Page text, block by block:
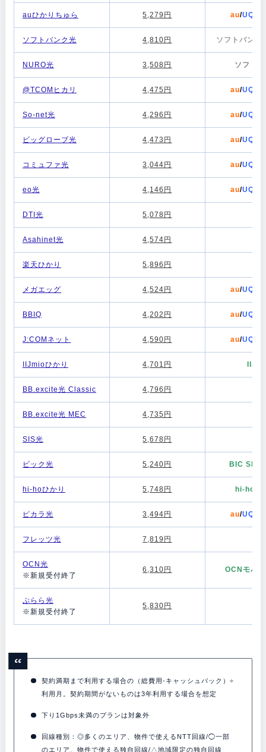
auひかりちゅら 5,279円 au/UQモ
ソフトバンク光 4,810円 ソフトバンク
NURO光 3,508円 ソフト
@TCOMヒカリ 4,475円 au/UQモ
So-net光 4,296円 au/UQモ
ビッグローブ光 4,473円 au/UQモ
コミュファ光 3,044円 au/UQモ
eo光 4,146円 au/UQモ
DTI光 5,078円
Asahinet光 4,574円
楽天ひかり 5,896円
メガエッグ 4,524円 au/UQモ
BBIQ 4,202円 au/UQモ
J:COMネット 4,590円 au/UQモ
IIJmioひかり 4,701円
BB.excite光 Classic 4,796円
BB.excite光 MEC 4,735円
SIS光 5,678円
ビック光 5,240円 BIC SIM
hi-hoひかり 5,748円 hi-
ピカラ光 3,494円 au/UQモ
フレッツ光 7,819円
OCN光
※新規受付終了
6,310円 OCNモバ
ぷらら光
※新規受付終了
5,830円
契約満期まで利用する場合の（総費用-キャッシュバック）÷
利用月。契約期間がないものは3年利用する場合を想定
下り1Gbps未満のプランは対象外
回線種別：◎多くのエリア、物件で使えるNTT回線/◯一部
のエリア、物件で使える独自回線/△地域限定の独自回線